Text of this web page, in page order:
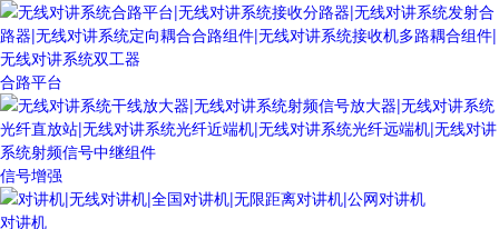
合路平台
信号增强
对讲机